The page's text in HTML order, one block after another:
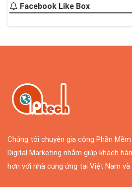
Chúng ta có rất
trong năm, chẳng...
vô cùng lớn mạnh...
Bill Gate đã nói
NỮA NẾU BẠN
Facebook Like Box
Chúng tôi chuyên gia công Phần
Digital Marketing nhằm giúp khách
hơn với nhà cung ứng tại Việt Nam và